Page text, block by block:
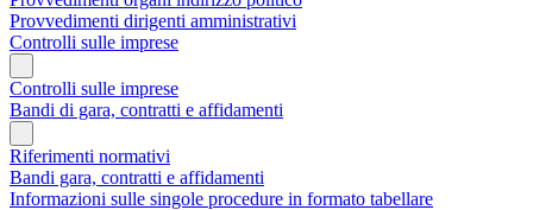
Provvedimenti dirigenti amministrativi
Controlli sulle imprese
Controlli sulle imprese
Bandi di gara, contratti e affidamenti
Riferimenti normativi
Bandi gara, contratti e affidamenti
Informazioni sulle singole procedure in formato tabellare